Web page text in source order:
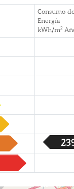
Consumo de
Energía
kWh/m2